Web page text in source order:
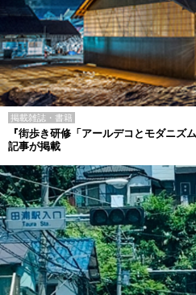
掲載雑誌・書籍
『街歩き研修「アールデコとモダニズ
記事が掲載